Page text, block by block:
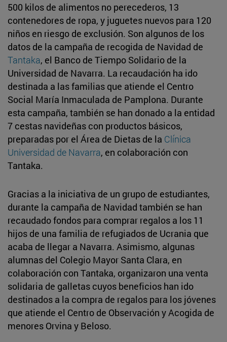
500 kilos de alimentos no perecederos, 13
contenedores de ropa, y juguetes nuevos para 120
niños en riesgo de exclusión. Son algunos de los
datos de la campaña de recogida de Navidad de
Tantaka, el Banco de Tiempo Solidario de la
Universidad de Navarra. La recaudación ha ido
destinada a las familias que atiende el Centro
Social María Inmaculada de Pamplona. Durante
esta campaña, también se han donado a la entidad
7 cestas navideñas con productos básicos,
preparadas por el Área de Dietas de la Clínica
Universidad de Navarra, en colaboración con
Tantaka.
Gracias a la iniciativa de un grupo de estudiantes,
durante la campaña de Navidad también se han
recaudado fondos para comprar regalos a los 11
hijos de una familia de refugiados de Ucrania que
acaba de llegar a Navarra. Asimismo, algunas
alumnas del Colegio Mayor Santa Clara, en
colaboración con Tantaka, organizaron una venta
solidaria de galletas cuyos beneficios han ido
destinados a la compra de regalos para los jóvenes
que atiende el Centro de Observación y Acogida de
menores Orvina y Beloso.